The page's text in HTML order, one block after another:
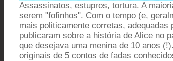
Assassinatos, estupros, tortura. A
serem "fofinhos". Com o tempo (e,
mais politicamente corretas,
publicaram sobre a história de Alice no
que desejava uma menina de 10 anos
originais de 5 contos de fadas